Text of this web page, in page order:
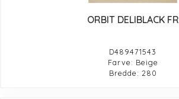
ORBIT DELIBLACK FR
D489471543
Farve: Beige
Bredde: 280